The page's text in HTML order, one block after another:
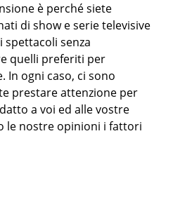
è perché siete
di show e serie televisive
spettacoli senza
quelli preferiti per
In ogni caso, ci sono
prestare attenzione per
a voi ed alle vostre
le nostre opinioni i fattori